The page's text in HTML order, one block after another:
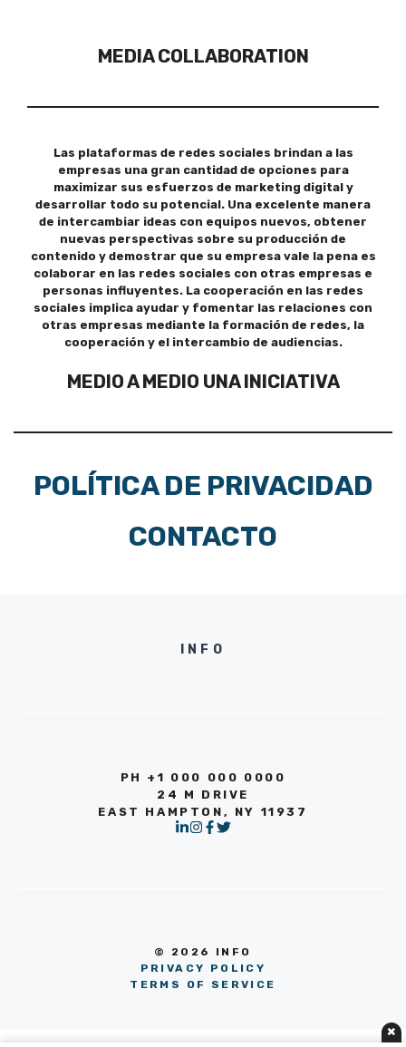
MEDIA COLLABORATION
Las plataformas de redes sociales brindan a las
empresas una gran cantidad de opciones para
maximizar sus esfuerzos de marketing digital y
desarrollar todo su potencial. Una excelente manera
de intercambiar ideas con equipos nuevos, obtener
nuevas perspectivas sobre su producción de
contenido y demostrar que su empresa vale la pena es
colaborar en las redes sociales con otras empresas e
personas influyentes. La cooperación en las redes
sociales implica ayudar y fomentar las relaciones con
otras empresas mediante la formación de redes, la
cooperación y el intercambio de audiencias.
MEDIO A MEDIO UNA INICIATIVA
POLÍTICA DE PRIVACIDAD
CONTACTO
INFO
PH +1 000 000 0000
24 M DRIVE
EAST HAMPTON, NY 11937
© 2026 INFO
PRIVACY POLICY
TERMS OF SERVICE
×